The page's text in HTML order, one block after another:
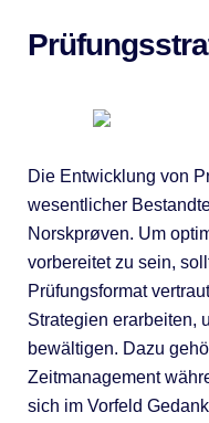
Die Entwicklung von
wesentlicher
Norskprøven. Um
vorbereitet zu sein,
Prüfungsformat
Strategien erarbeiten,
bewältigen. Dazu
Zeitmanagement
sich im Vorfeld